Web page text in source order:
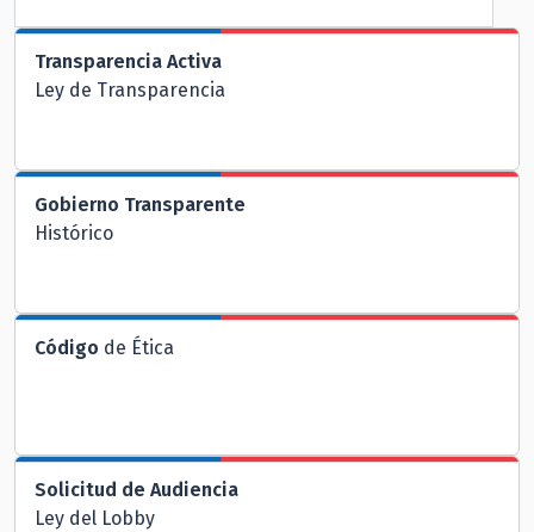
Transparencia Activa
Ley de Transparencia
Gobierno Transparente
Histórico
Código de Ética
Solicitud de Audiencia
Ley del Lobby